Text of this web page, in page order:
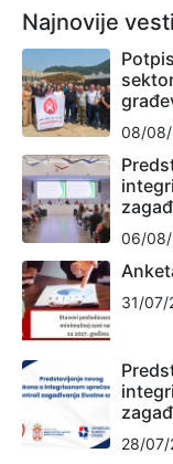
Najnovije vesti
08/
06/
31/07/
28/07/